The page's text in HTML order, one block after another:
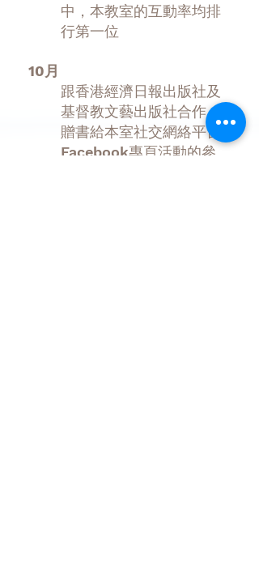
中，本教室的互動率均排
行第一位
10月
跟香港經濟日報出版社及
基督教文藝出版社合作，
贈書給本室社交網絡平台
Facebook專頁活動的參